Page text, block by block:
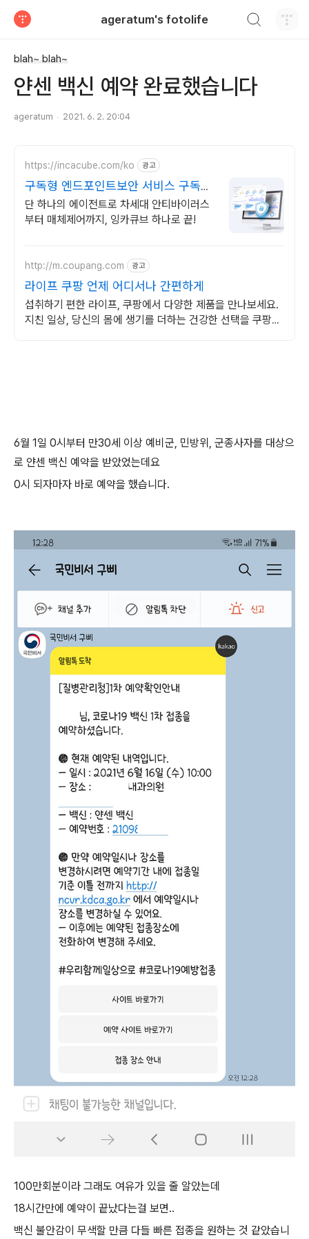
ageratum's fotolife
blah~ blah~
얀센 백신 예약 완료했습니다
ageratum 2021. 6. 2. 20:04
https://incacube.com/ko 광고
구독형 엔드포인트보안 서비스 구독형
기업보안 솔루션
단 하나의 에이전트로 차세대 안티바이러스
부터 매체제어까지, 잉카큐브 하나로 끝!
http://m.coupang.com 광고
라이프 쿠팡 언제 어디서나 간편하게
섭취하기 편한 라이프, 쿠팡에서 다양한 제품을 만나보세요.
지친 일상, 당신의 몸에 생기를 더하는 건강한 선택을 쿠팡에
6월 1일 0시부터 만30세 이상 예비군, 민방위, 군종사자를 대상으
로 얀센 백신 예약을 받았었는데요
0시 되자마자 바로 예약을 했습니다.
100만회분이라 그래도 여유가 있을 줄 알았는데
18시간만에 예약이 끝났다는걸 보면..
백신 불안감이 무색할 만큼 다들 빠른 접종을 원하는 것 같았습니